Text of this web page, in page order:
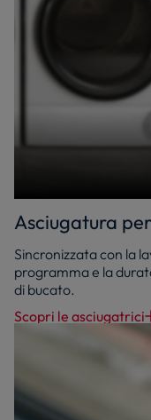
Asciugatura
Sincronizzata con la
programma e la
di bucato.
Scopri le asciugatrici